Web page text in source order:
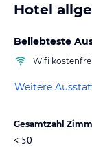
Hotel
Beliebteste
Wifi kostenfrei
Weitere
Gesamtzahl
< 50